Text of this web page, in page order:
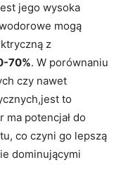
jego wysoka
mogą
z
70%. W⁢ porównaniu
czy nawet
to
ma ‍potencjał ‍do
co‌ czyni go lepszą
dominującymi‍